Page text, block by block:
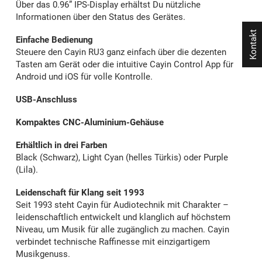
Über das 0.96” IPS-Display erhältst Du nützliche
Informationen über den Status des Gerätes.
Einfache Bedienung
Steuere den Cayin RU3 ganz einfach über die dezenten
Tasten am Gerät oder die intuitive Cayin Control App für
Android und iOS für volle Kontrolle.
USB-Anschluss
Kompaktes CNC-Aluminium-Gehäuse
Erhältlich in drei Farben
Black (Schwarz), Light Cyan (helles Türkis) oder Purple
(Lila).
Leidenschaft für Klang seit 1993
Seit 1993 steht Cayin für Audiotechnik mit Charakter –
leidenschaftlich entwickelt und klanglich auf höchstem
Niveau, um Musik für alle zugänglich zu machen. Cayin
verbindet technische Raffinesse mit einzigartigem
Musikgenuss.
Kontakt